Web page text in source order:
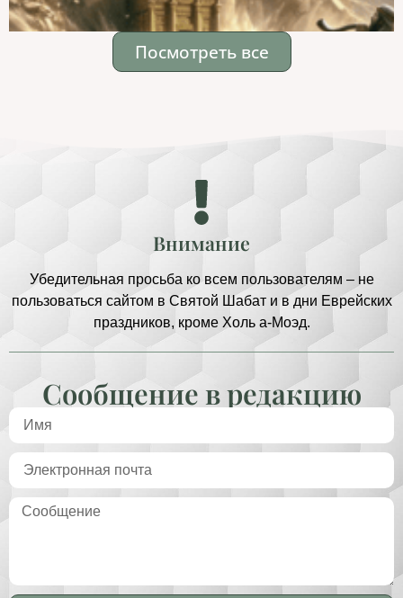
Посмотреть все
Внимание
Убедительная просьба ко всем пользователям – не
пользоваться сайтом в Святой Шабат и в дни Еврейских
праздников, кроме Холь а-Моэд.
Сообщение в редакцию